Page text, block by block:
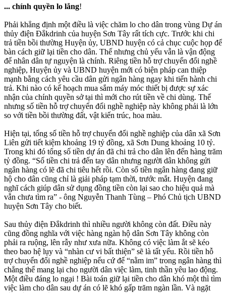
... chính quyền lo lắng!
Phải khẳng định một điều là việc chăm lo cho dân trong vùng Dự án
thủy điện Đắkdrinh của huyện Sơn Tây rất tích cực. Trước khi chi
trả tiền bồi thường Huyện ủy, UBND huyện có cả chục cuộc họp để
bàn cách giữ lại tiền cho dân. Thế nhưng chủ yếu vẫn là vận động
để nhân dân tự nguyện là chính. Riêng tiền hỗ trợ chuyển đổi nghề
nghiệp, Huyện ủy và UBND huyện mới có biện pháp can thiệp
mạnh bằng cách yêu cầu dân gửi ngân hàng ngay khi tiến hành chi
trả. Khi nào có kế hoạch mua sắm máy móc thiết bị được sự xác
nhận của chính quyền sở tại thì mới cho rút tiền về chi dùng. Thế
nhưng số tiền hỗ trợ chuyển đổi nghề nghiệp này không phải là lớn
so với tiền bồi thường đất, vật kiến trúc, hoa màu.
Hiện tại, tổng số tiền hỗ trợ chuyển đổi nghề nghiệp của dân xã Sơn
Liên gửi tiết kiệm khoảng 19 tỷ đồng, xã Sơn Dung khoảng 10 tỷ.
Trong khi đó tổng số tiền dự án đã chi trả cho dân lên đến hàng trăm
tỷ đồng. “Số tiền chi trả đến tay dân nhưng người dân không gửi
ngân hàng có lẽ đã chi tiêu hết rồi. Còn số tiền ngân hàng đang giữ
hộ cho dân cũng chỉ là giải pháp tạm thời, trước mắt. Huyện đang
nghĩ cách giúp dân sử dụng đồng tiền còn lại sao cho hiệu quả mà
vẫn chưa tìm ra” - ông Nguyễn Thanh Tùng – Phó Chủ tịch UBND
huyện Sơn Tây cho biết.
Sau thủy điện Đắkdrinh thì nhiều người không còn đất. Điều này
cũng đồng nghĩa với việc hàng ngàn hộ dân Sơn Tây không còn
phải ra ruộng, lên rẫy như xưa nữa. Không có việc làm ắt sẽ kéo
theo bao hệ lụy và “nhàn cư vi bất thiện” sẽ là tất yếu. Rồi tiền hỗ
trợ chuyển đổi nghề nghiệp nếu cứ để “nằm im” trong ngân hàng thì
chẳng thể mang lại cho người dân việc làm, tinh thần yêu lao động.
Một điều đáng lo ngại ! Bài toán giữ lại tiền cho dân khó một thì tìm
việc làm cho dân sau dự án có lẽ khó gấp trăm ngàn lần. Và ngặt